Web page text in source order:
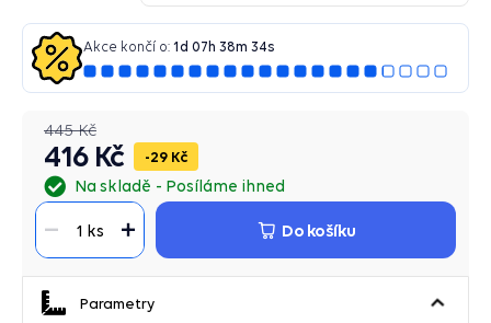
Na skladě Posíláme ihned
29 Kč
Akce končí o: 1d 07 h 38m 34s
445 Kč
416 Kč
1 ks Do košíku
Parametry